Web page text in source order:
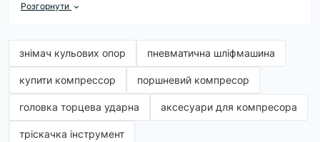
продовжити його термін служби. Якщо батарея сіла в
секунди. В Amper.ua представлені пускозарядні
пристрої Topdon, які відрізняються надійністю,
потужністю та зручністю у використанні.
Що можуть пускозарядні пристрої?
Пускові бустери (джамп-стартери)
Розгорнути
знімач кульових опор пневматична шліфмашина
купити компрессор поршневий компресор
головка торцева ударна аксесуари для компресора
тріскачка інструмент